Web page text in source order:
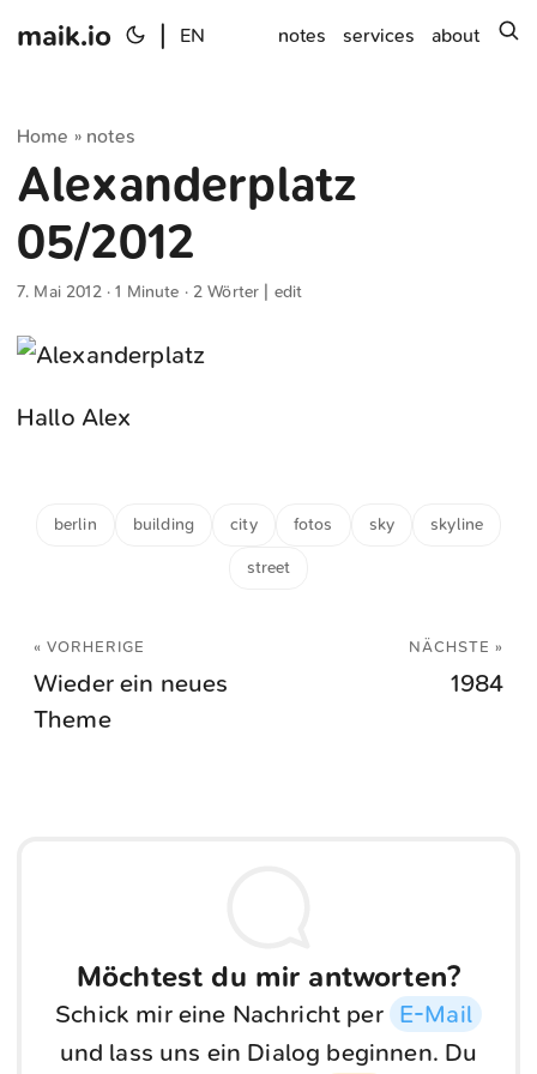
maik.io EN notes services about
Home » notes
Alexanderplatz
05/2012
7. Mai 2012· 1 Minute · 2 Wörter | edit
Hallo Alex
berlin building city fotos sky skyline
street
« VORHERIGE
Wieder ein neues
Theme
NÄCHSTE »
1984
Möchtest du mir antworten?
Schick mir eine Nachricht per E-Mail
und lass uns ein Dialog beginnen. Du